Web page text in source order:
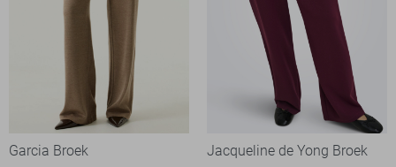
Garcia Broek
Jacqueline de Yong Broek